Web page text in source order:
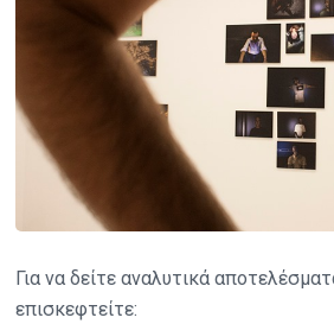
Για να δείτε αναλυτικά
επισκεφτείτε: